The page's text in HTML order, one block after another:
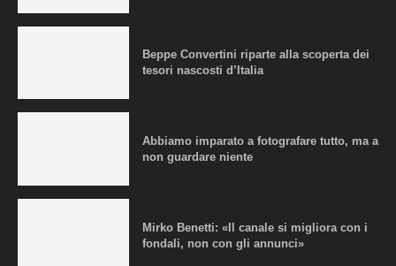
Beppe Convertini riparte alla scoperta dei
tesori nascosti d’Italia
Abbiamo imparato a fotografare tutto, ma a
non guardare niente
Mirko Benetti: «Il canale si migliora con i
fondali, non con gli annunci»